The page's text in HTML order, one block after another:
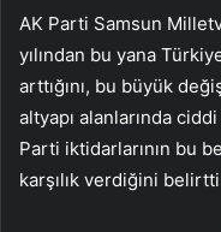
AK Parti Samsun
yılından bu yana
arttığını, bu büyük
altyapı alanlarında
Parti iktidarlarının bu
karşılık verdiğini